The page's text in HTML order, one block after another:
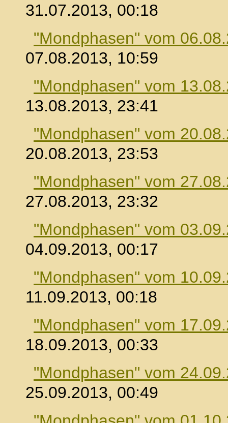
31.07.2013, 00:18
"Mondphasen" vom
07.08.2013, 10:59
"Mondphasen" vom
13.08.2013, 23:41
"Mondphasen" vom
20.08.2013, 23:53
"Mondphasen" vom
27.08.2013, 23:32
"Mondphasen" vom
04.09.2013, 00:17
"Mondphasen" vom
11.09.2013, 00:18
"Mondphasen" vom
18.09.2013, 00:33
"Mondphasen" vom
25.09.2013, 00:49